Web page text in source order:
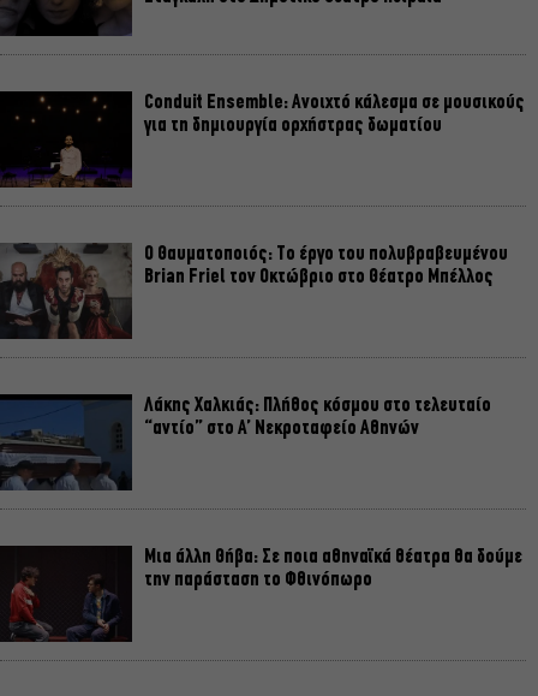
Conduit Ensemble: Ανοιχτό κάλεσμα σε μουσικούς
για τη δημιουργία ορχήστρας δωματίου
Ο Θαυματοποιός: Το έργο του πολυβραβευμένου
Brian Friel τον Οκτώβριο στο Θέατρο Μπέλλος
Λάκης Χαλκιάς: Πλήθος κόσμου στο τελευταίο
“αντίο” στο Α’ Νεκροταφείο Αθηνών
Μια άλλη Θήβα: Σε ποια αθηναϊκά θέατρα θα δούμε
την παράσταση το Φθινόπωρο